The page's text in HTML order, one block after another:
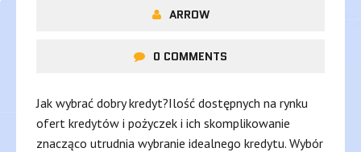
ARROW
0 COMMENTS
Jak wybrać dobry kredyt?Ilość dostępnych na rynku
ofert kredytów i pożyczek i ich skomplikowanie
znacząco utrudnia wybranie idealnego kredytu. Wybór